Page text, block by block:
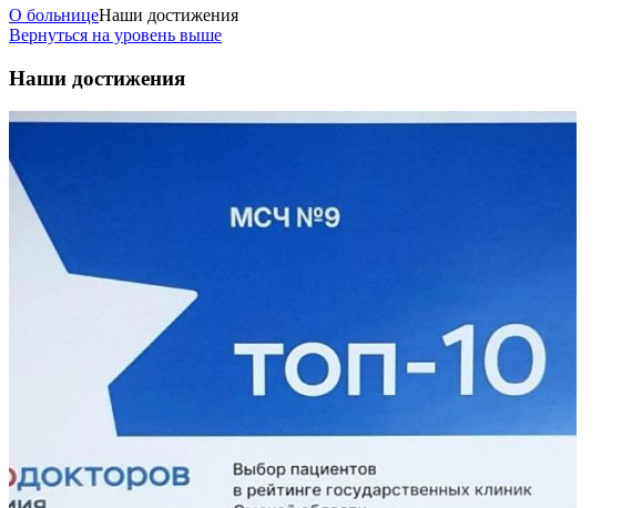
О больницеНаши достижения
Вернуться на уровень выше
Наши достижения